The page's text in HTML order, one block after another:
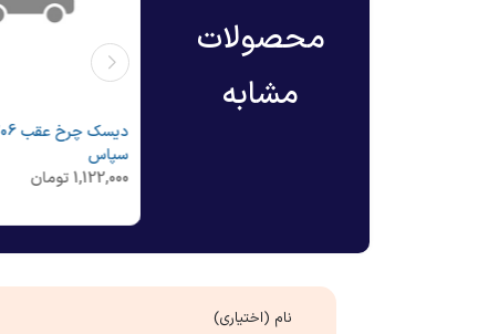
محصولات
مشابه
سپاس
1,122,000 تومان
نام (اختیاری)